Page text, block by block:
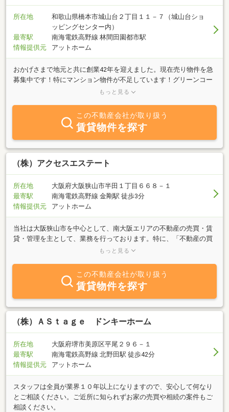
所在地
和歌山県橋本市城山台２丁目１１－７（城山台ショ
ッピングセンター内）
最寄駅
南海電鉄高野線 林間田園都市駅
情報提供元
アットホーム
おかげさまで地元と共に創業42年を迎えました。現在売り物件を急
募集中です！特にマンション物件が不足しています！グリーンコー
ト・サンロード三石台でお買い求めのお客様がお待ちです。また、
台・小峰台・あやの台・光陽台・紀見ヶ丘・さつき台の一戸建ては
当店が得意なエリアです。是非、ご売却はお任せ下さい。
もっと見る
この不動産会社が取り扱う
賃貸物件を探す
（株）アクセスエステート
所在地
大阪府大阪狭山市半田１丁目６６８－１
最寄駅
南海電鉄高野線 金剛駅 徒歩3分
情報提供元
アットホーム
当社は大阪狭山市を中心として、南大阪エリアの不動産の売買・賃
貸・管理を主として、業務を行っております。特に、「不動産の買
い取り」には、自信をもっておりますので、当社への連絡は、一番
は回答をさせて頂き、４８時間以内には、資金をご準備させて頂き
もっと見る
この不動産会社が取り扱う
賃貸物件を探す
（株）ＡＳｔａｇｅ ドンキーホーム
所在地
大阪府堺市美原区平尾２９６－１
最寄駅
南海電鉄高野線 北野田駅 徒歩42分
情報提供元
アットホーム
スタッフは全員が業界１０年以上になりますので、安心して何なり
とご相談ください。ご近所に知られずお家の売買や相続の案件もご
相談ください。